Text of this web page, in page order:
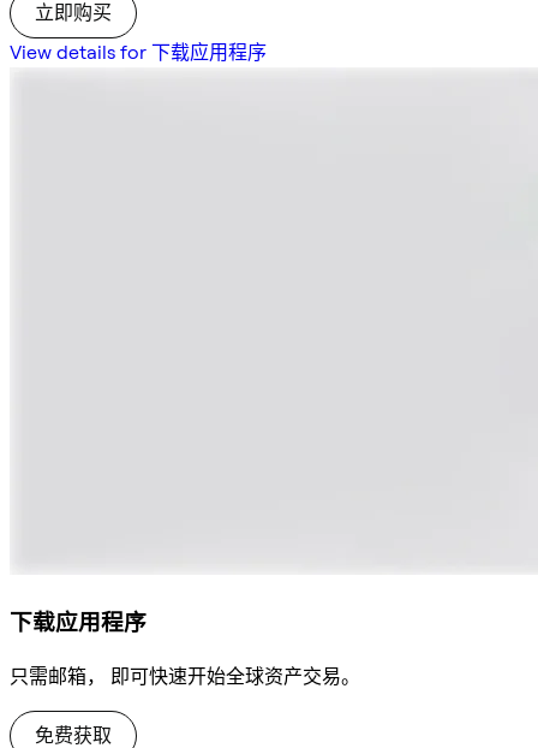
立即购买
View details for 下载应用程序
下载应用程序
只需邮箱， 即可快速开始全球资产交易。
免费获取